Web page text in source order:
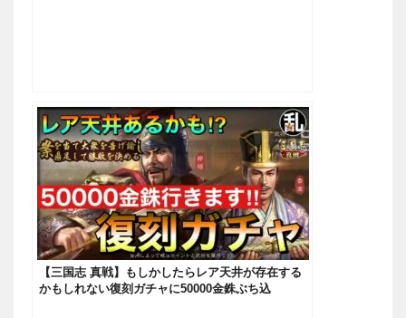
【三国志 真戦】もしかしたらレア天井が存在する
かもしれない復刻ガチャに50000金銖ぶち込